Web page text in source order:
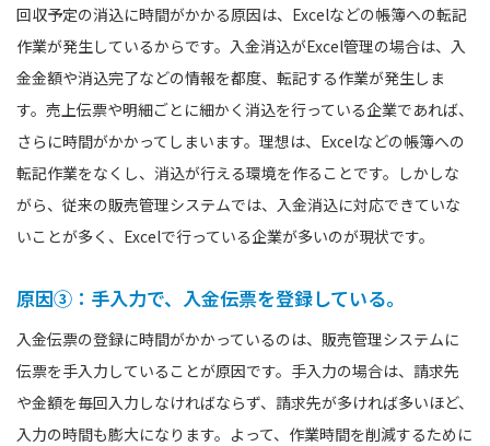
回収予定の消込に時間がかかる原因は、Excelなどの帳簿への転記
作業が発生しているからです。入金消込がExcel管理の場合は、入
金金額や消込完了などの情報を都度、転記する作業が発生しま
す。売上伝票や明細ごとに細かく消込を行っている企業であれば、
さらに時間がかかってしまいます。理想は、Excelなどの帳簿への
転記作業をなくし、消込が行える環境を作ることです。しかしな
がら、従来の販売管理システムでは、入金消込に対応できていな
いことが多く、Excelで行っている企業が多いのが現状です。
原因③：手入力で、入金伝票を登録している。
入金伝票の登録に時間がかかっているのは、販売管理システムに
伝票を手入力していることが原因です。手入力の場合は、請求先
や金額を毎回入力しなければならず、請求先が多ければ多いほど、
入力の時間も膨大になります。よって、作業時間を削減するために